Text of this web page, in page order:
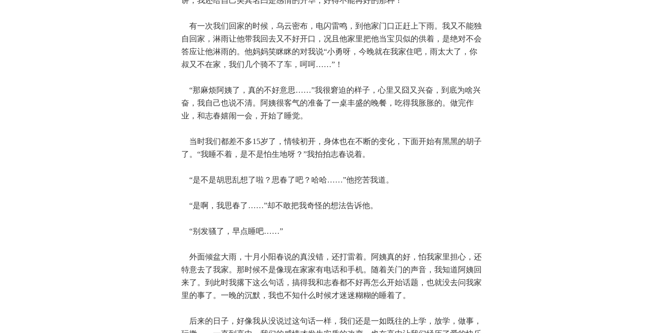
有一次我们回家的时候，乌云密布，电闪雷鸣，到他家门口正赶上下雨。我又不能独
自回家，淋雨让他带我回去又不好开口，况且他家里把他当宝贝似的供着，是绝对不会
答应让他淋雨的。他妈妈笑眯眯的对我说“小勇呀，今晚就在我家住吧，雨太大了，你
叔又不在家，我们几个骑不了车，呵呵……”！
“那麻烦阿姨了，真的不好意思……”我很窘迫的样子，心里又囧又兴奋，到底为啥兴
奋，我自己也说不清。阿姨很客气的准备了一桌丰盛的晚餐，吃得我胀胀的。做完作
业，和志春嬉闹一会，开始了睡觉。
当时我们都差不多15岁了，情犊初开，身体也在不断的变化，下面开始有黑黑的胡子
了。“我睡不着，是不是怕生地呀？”我拍拍志春说着。
“是不是胡思乱想了啦？思春了吧？哈哈……”他挖苦我道。
“是啊，我思春了……”却不敢把我奇怪的想法告诉他。
“别发骚了，早点睡吧……”
外面倾盆大雨，十月小阳春说的真没错，还打雷着。阿姨真的好，怕我家里担心，还
特意去了我家。那时候不是像现在家家有电话和手机。随着关门的声音，我知道阿姨回
来了。到此时我撂下这么句话，搞得我和志春都不好再怎么开始话题，也就没去问我家
里的事了。一晚的沉默，我也不知什么时候才迷迷糊糊的睡着了。
后来的日子，好像我从没说过这句话一样，我们还是一如既往的上学，放学，做事，